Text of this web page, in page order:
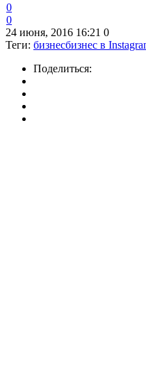
0
0
24 июня, 2016 16:21 0
Теги: бизнесбизнес в
Поделиться: